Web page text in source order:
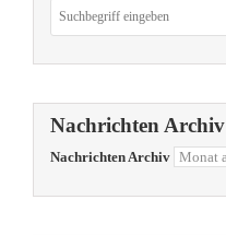
Nachrichten Archiv
Nachrichten Archiv